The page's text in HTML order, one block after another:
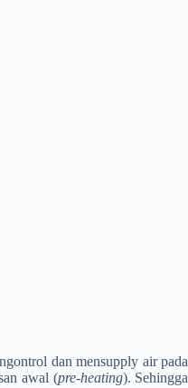
dan mensupply air pada
awal (pre-heating). Sehingga